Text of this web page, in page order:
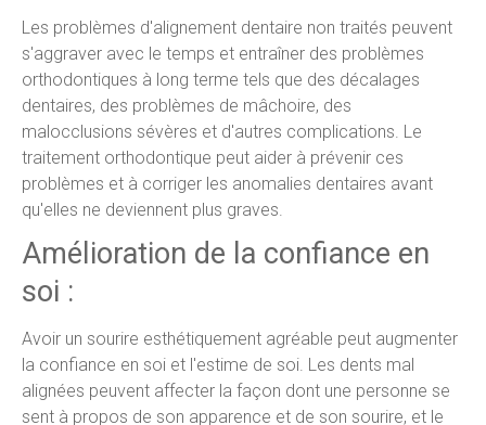
Les problèmes d'alignement dentaire non traités peuvent
s'aggraver avec le temps et entraîner des problèmes
orthodontiques à long terme tels que des décalages
dentaires, des problèmes de mâchoire, des
malocclusions sévères et d'autres complications. Le
traitement orthodontique peut aider à prévenir ces
problèmes et à corriger les anomalies dentaires avant
qu'elles ne deviennent plus graves.
Amélioration de la confiance en
soi :
Avoir un sourire esthétiquement agréable peut augmenter
la confiance en soi et l'estime de soi. Les dents mal
alignées peuvent affecter la façon dont une personne se
sent à propos de son apparence et de son sourire, et le